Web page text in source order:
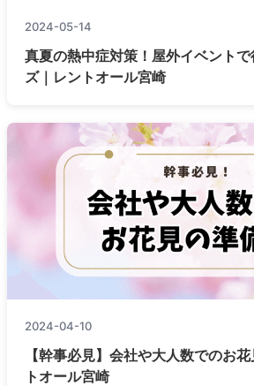
2024-05-14
真夏の熱中症対策！屋外イベント
ズ｜レントオール宮崎
2024-04-10
【幹事必見】会社や大人数でのお
トオール宮崎